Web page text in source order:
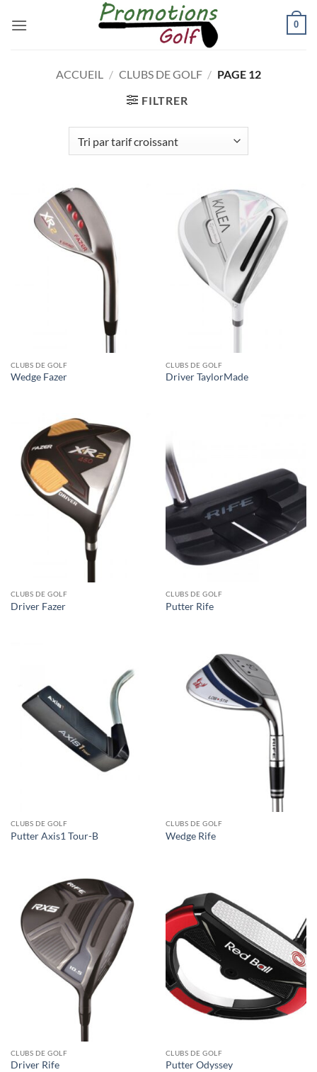
0
ACCUEIL / CLUBS DE GOLF / PAGE 12
FILTRER
CLUBS DE GOLF
Wedge Fazer
CLUBS DE GOLF
Driver TaylorMade
CLUBS DE GOLF
Driver Fazer
CLUBS DE GOLF
Putter Rife
CLUBS DE GOLF
Putter Axis1 Tour-B
CLUBS DE GOLF
Wedge Rife
CLUBS DE GOLF
Driver Rife
CLUBS DE GOLF
Putter Odyssey